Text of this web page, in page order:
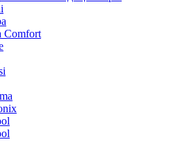
Comfort